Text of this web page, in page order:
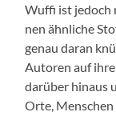
Wuf­fi ist jedoch
nen ähn­liche
genau daran
Autoren auf
darüber hin­aus
Orte,